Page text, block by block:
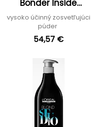
Bonder Inside
Lightening Powder
vysoko účinný zosvetľujúci
púder
54,57 €